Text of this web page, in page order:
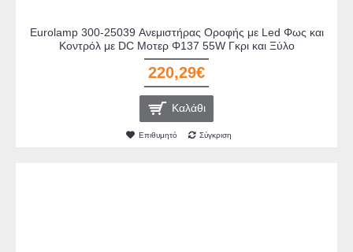
Eurolamp 300-25039 Ανεμιστήρας Οροφής με Led Φως και
Κοντρόλ με DC Μοτερ Φ137 55W Γκρι και Ξύλο
220,29€
Καλάθι
Επιθυμητό Σύγκριση